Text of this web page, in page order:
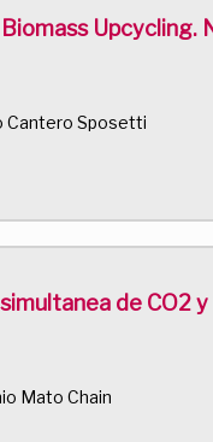
Upcycling.
Cantero Sposetti
de CO2
Mato Chain